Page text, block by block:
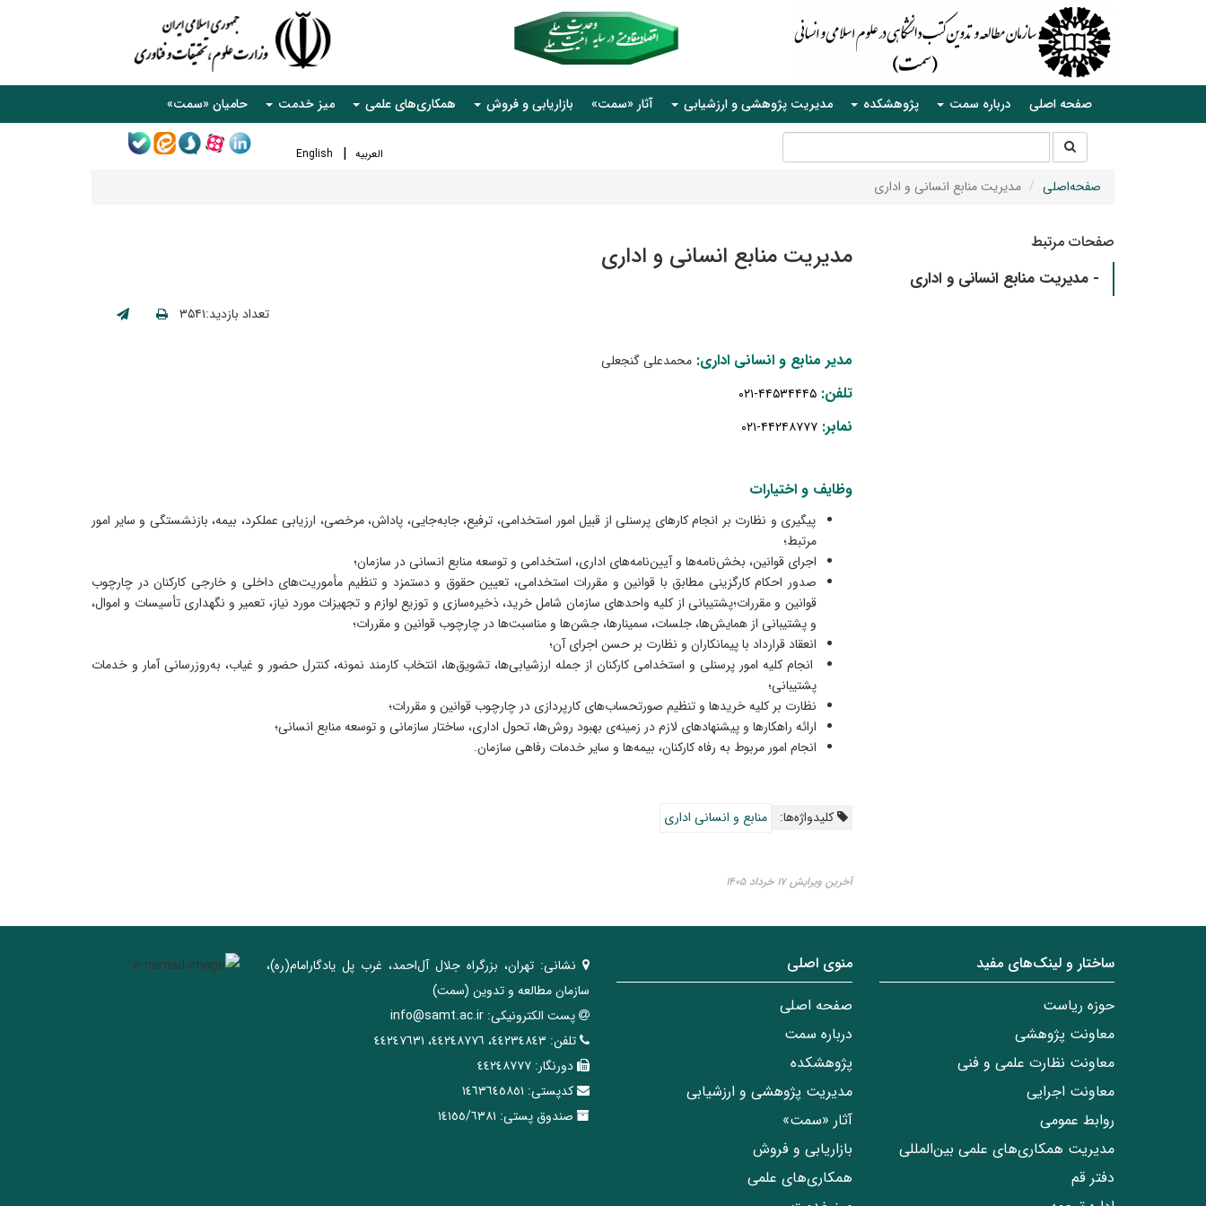
صفحه اصلی درباره سمت پژوهشکده مدیریت پژوهشی و ارزشیابی آثار «سمت» بازاریابی و فروش همکاری‌های علمی میز خدمت حامیان «سمت»
العربیه English جستجو
در
سایتصفحه‌اصلی مدیریت منابع انسانی و اداری
مدیریت منابع انسانی و اداری
تعداد بازدید:۳۵۴۱
مدیر منابع و انسانی اداری:محمدعلی گنجعلی
تلفن: ۴۴۵۳۴۴۴۵-۰۲۱
نمابر: ۴۴۲۴۸۷۷۷ -۰۲۱
وظایف و اختیارات
پیگیری و نظارت بر انجام کارهای پرسنلی از قبیل امور استخدامی، ترفیع، جابه‌جایی، پاداش، مرخصی، ارزیابی عملکرد، بیمه، بازنشستگی و سایر امور
مرتبط؛
اجرای قوانین، بخش‌نامه‌ها و آیین‌نامه‌های اداری، استخدامی و توسعه منابع انسانی در سازمان؛
صدور احکام کارگزینی مطابق با قوانین و مقررات استخدامی، تعیین حقوق و دستمزد و تنظیم مأموریت‌های داخلی و خارجی کارکنان در چارچوب
قوانین و مقررات؛پشتیبانی از کلیه واحدهای سازمان شامل خرید، ذخیره‌سازی و توزیع لوازم و تجهیزات مورد نیاز، تعمیر و نگهداری تأسیسات و اموال،
و پشتیبانی از همایش‌ها، جلسات، سمینارها، جشن‌ها و مناسبت‌ها در چارچوب قوانین و مقررات؛
انعقاد قرارداد با پیمانکاران و نظارت بر حسن اجرای آن؛
انجام کلیه امور پرسنلی و استخدامی کارکنان از جمله ارزشیابی‌ها، تشویق‌ها، انتخاب کارمند نمونه، کنترل حضور و غیاب، به‌روزرسانی آمار و خدمات
پشتیبانی؛
نظارت بر کلیه خریدها و تنظیم صورتحساب‌های کارپردازی در چارچوب قوانین و مقررات؛
ارائه راهکارها و پیشنهادهای لازم در زمینه‌ی بهبود روش‌ها، تحول اداری، ساختار سازمانی و توسعه منابع انسانی؛
انجام امور مربوط به رفاه کارکنان، بیمه‌ها و سایر خدمات رفاهی سازمان.
کلیدواژه‌ها: منابع و انسانی اداری
آخرین ویرایش ۱۷ خرداد ۱۴۰۵
صفحات مرتبط
- مدیریت منابع انسانی و اداری
ساختار‌‌ و‌‌ لینک‌های مفید
حوزه ریاست
معاونت پژوهشی
معاونت نظارت علمی و فنی
معاونت اجرایی
روابط عمومی
مدیریت همکاری‌های علمی بین‌المللی
دفتر قم
منوی اصلی
صفحه اصلی
درباره سمت
پژوهشکده
مدیریت پژوهشی و ارزشیابی
آثار «سمت»
بازاریابی و فروش
همکاری‌های علمی
نشانی: تهران، ‌بزرگراه ‌جلال آل‌احمد، غرب پل يادگار‌امام(ره)‌،
سازمان مطالعه و تدوین‌ (سمت)
پست الکترونیکی: info@samt.ac.ir
تلفن: ٤٤٢٣٤٨٤٣، ٤٤٢٤٨٧٧٦، ٤٤٢٤٧٦٣١
دورنگار: ٤٤٢٤٨٧٧٧
کدپستی: ١٤٦٣٦٤٥٨٥١
صندوق پستی: ١٤١٥٥/٦٣٨١